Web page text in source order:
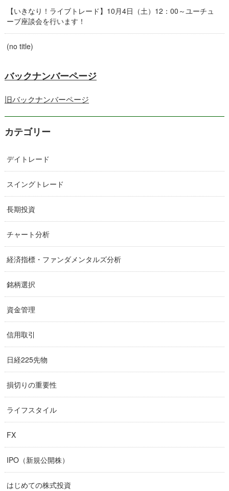
【いきなり！ライブトレード】10月4日（土）12：00～ユーチュ
ーブ座談会を行います！
(no title)
バックナンバーページ
旧バックナンバーページ
カテゴリー
デイトレード
スイングトレード
長期投資
チャート分析
経済指標・ファンダメンタルズ分析
銘柄選択
資金管理
信用取引
日経225先物
損切りの重要性
ライフスタイル
FX
IPO（新規公開株）
はじめての株式投資